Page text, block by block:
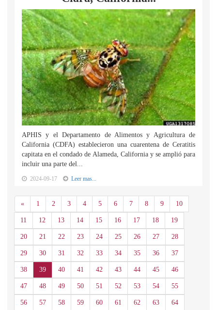
APHIS y el Departamento de Alimentos y Agricultura de
California (CDFA) establecieron una cuarentena de Ceratitis
capitata en el condado de Alameda, California y se amplió para
incluir una parte del...
2024-09-17 Leer mas...
«Anterior
1 2 3 4 5 6 7 8 9 10
11 12 13 14 15 16 17 18 19
20 21 22 23 24 25 26 27 28
29 30 31 32 33 34 35 36 37
38 39 40 41 42 43 44 45 46
47 48 49 50 51 52 53 54 55
56 57 58 59 60 61 62 63 64